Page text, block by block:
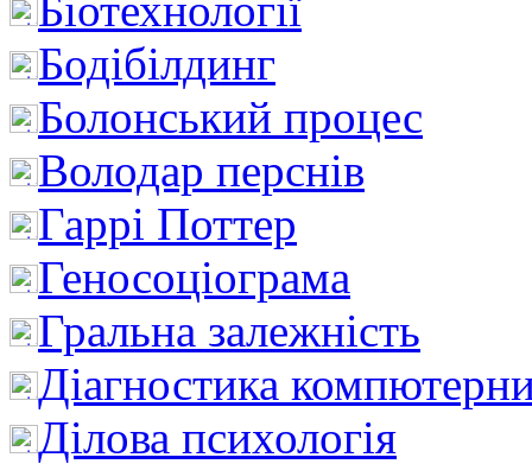
Бодібілдинг
Болонський процес
Володар перснів
Гаррі Поттер
Геносоціограма
Гральна залежність
Діагностика
Ділова психологія